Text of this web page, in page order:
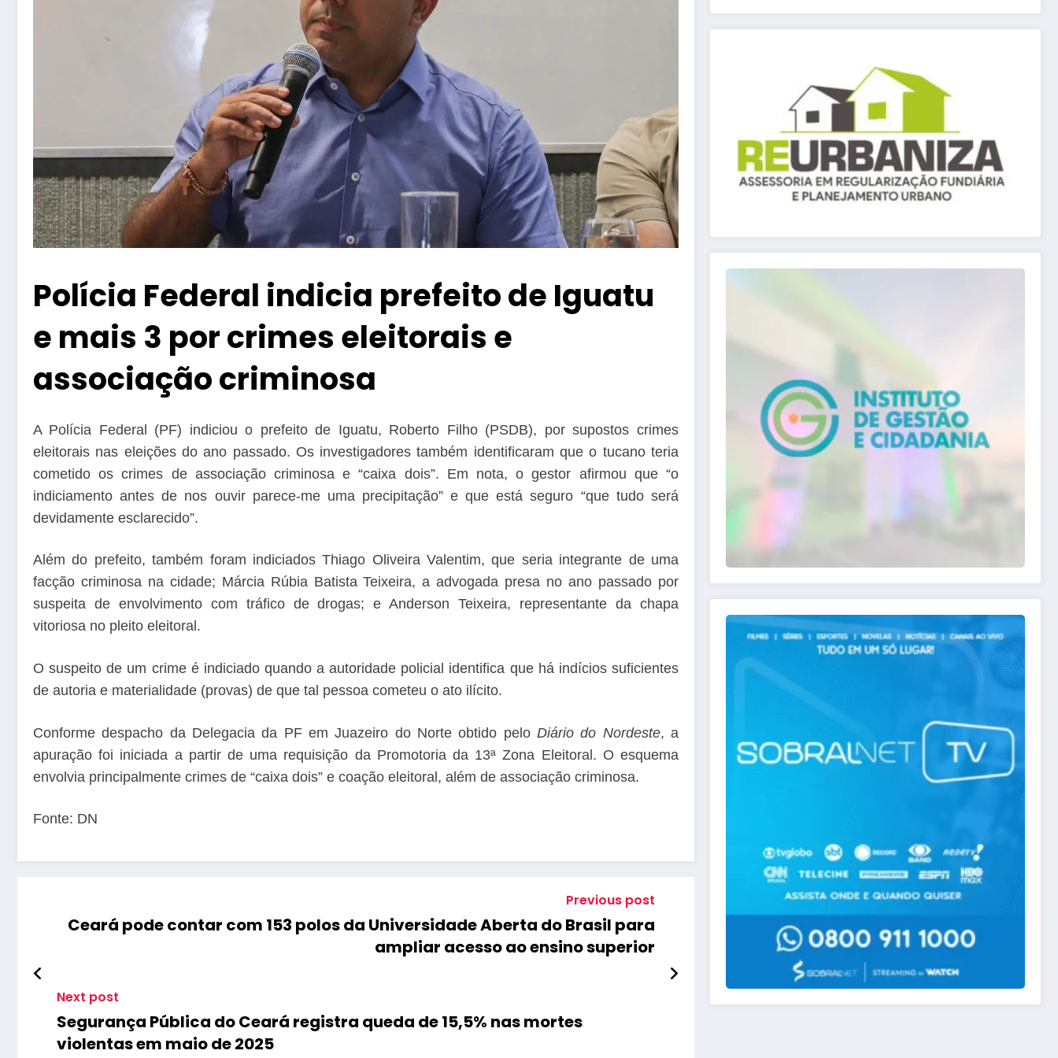
Polícia Federal indicia prefeito de Iguatu
e mais 3 por crimes eleitorais e
associação criminosa
A Polícia Federal (PF) indiciou o prefeito de Iguatu, Roberto Filho (PSDB), por supostos crimes
eleitorais nas eleições do ano passado. Os investigadores também identificaram que o tucano teria
cometido os crimes de associação criminosa e “caixa dois”. Em nota, o gestor afirmou que “o
indiciamento antes de nos ouvir parece-me uma precipitação” e que está seguro “que tudo será
devidamente esclarecido”.
Além do prefeito, também foram indiciados Thiago Oliveira Valentim, que seria integrante de uma
facção criminosa na cidade; Márcia Rúbia Batista Teixeira, a advogada presa no ano passado por
suspeita de envolvimento com tráfico de drogas; e Anderson Teixeira, representante da chapa
vitoriosa no pleito eleitoral.
O suspeito de um crime é indiciado quando a autoridade policial identifica que há indícios suficientes
de autoria e materialidade (provas) de que tal pessoa cometeu o ato ilícito.
Conforme despacho da Delegacia da PF em Juazeiro do Norte obtido pelo Diário do Nordeste, a
apuração foi iniciada a partir de uma requisição da Promotoria da 13ª Zona Eleitoral. O esquema
envolvia principalmente crimes de “caixa dois” e coação eleitoral, além de associação criminosa.
Fonte: DN
Previous post
Ceará pode contar com 153 polos da Universidade Aberta do Brasil para
ampliar acesso ao ensino superior
Next post
Segurança Pública do Ceará registra queda de 15,5% nas mortes
violentas em maio de 2025